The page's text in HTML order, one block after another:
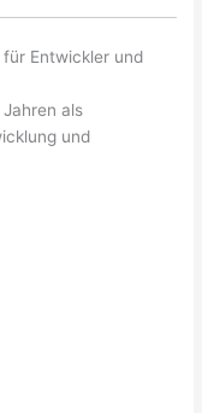
Entwickler und
als
und